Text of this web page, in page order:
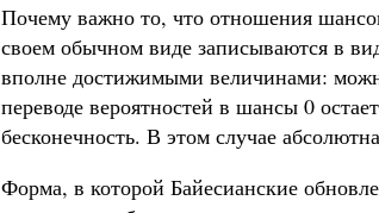
Почему важно то, что отношения
своем обычном виде записываются в
вполне достижимыми величинами:
переводе вероятностей в шансы 0
бесконечность. В этом случае
Форма, в которой Байесианские